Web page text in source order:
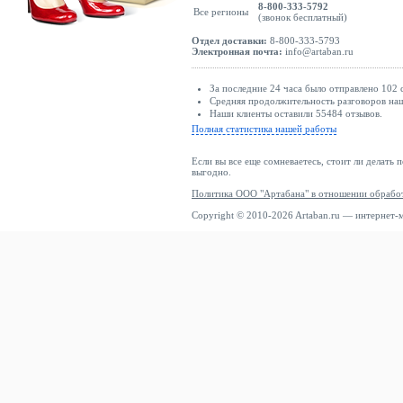
Все регионы
8-800-333-5792
(звонок бесплатный)
Отдел доставки: 8-800-333-5793
Электронная почта: info@artaban.ru
За последние 24 часа было отправлено
Средняя продолжительность разговоров
Наши клиенты оставили 55484 отзывов.
Полная статистика нашей работы
Если вы все еще сомневаетесь, стоит ли делать
выгодно.
Политика ООО "Артабана" в отношении
Copyright © 2010-2026 Artaban.ru — интернет-